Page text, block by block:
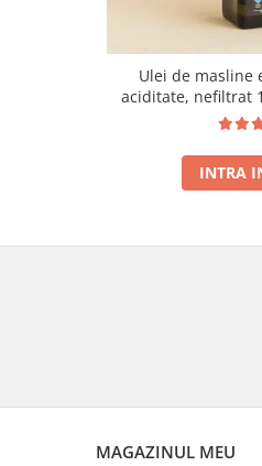
Ulei de masline
aciditate, nefiltrat
INTRA
MAGAZINUL MEU